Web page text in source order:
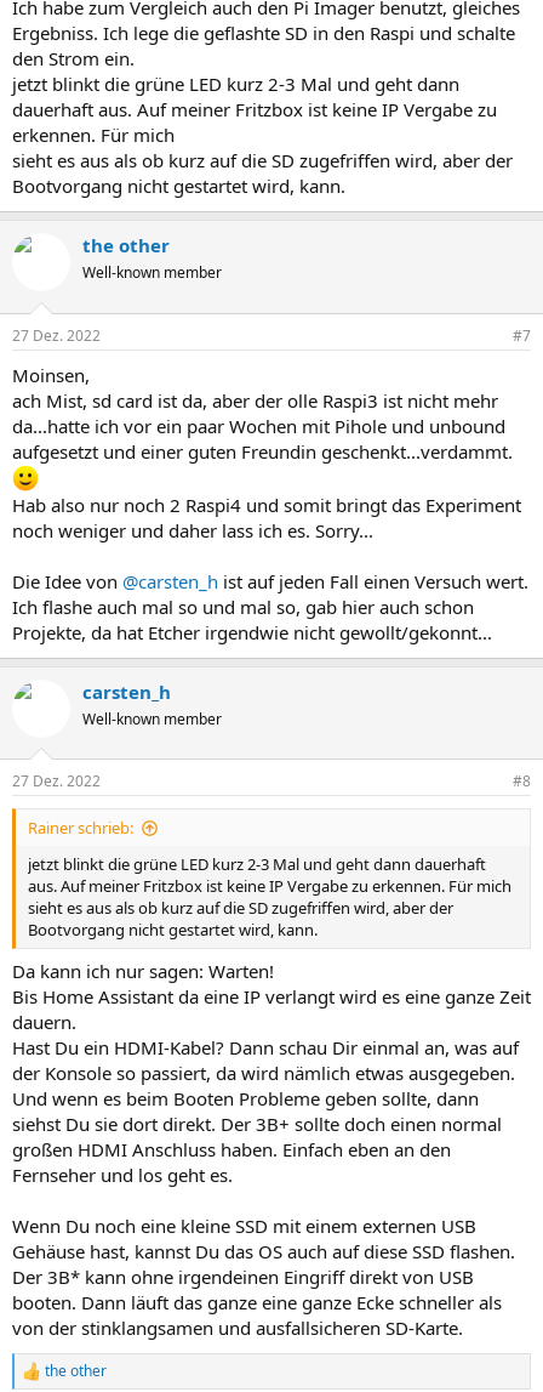
Ich habe zum Vergleich auch den Pi Imager benutzt, gleiches
Ergebniss. Ich lege die geflashte SD in den Raspi und schalte
den Strom ein.
jetzt blinkt die grüne LED kurz 2-3 Mal und geht dann
dauerhaft aus. Auf meiner Fritzbox ist keine IP Vergabe zu
erkennen. Für mich
sieht es aus als ob kurz auf die SD zugefriffen wird, aber der
Bootvorgang nicht gestartet wird, kann.
the other
Well-known member
27 Dez. 2022 #7
Moinsen,
ach Mist, sd card ist da, aber der olle Raspi3 ist nicht mehr
da...hatte ich vor ein paar Wochen mit Pihole und unbound
aufgesetzt und einer guten Freundin geschenkt...verdammt.
Hab also nur noch 2 Raspi4 und somit bringt das Experiment
noch weniger und daher lass ich es. Sorry...
Die Idee von @carsten_h ist auf jeden Fall einen Versuch wert.
Ich flashe auch mal so und mal so, gab hier auch schon
Projekte, da hat Etcher irgendwie nicht gewollt/gekonnt...
carsten_h
Well-known member
27 Dez. 2022 #8
Rainer schrieb:
jetzt blinkt die grüne LED kurz 2-3 Mal und geht dann dauerhaft
aus. Auf meiner Fritzbox ist keine IP Vergabe zu erkennen. Für mich
sieht es aus als ob kurz auf die SD zugefriffen wird, aber der
Bootvorgang nicht gestartet wird, kann.
Da kann ich nur sagen: Warten!
Bis Home Assistant da eine IP verlangt wird es eine ganze Zeit
dauern.
Hast Du ein HDMI-Kabel? Dann schau Dir einmal an, was auf
der Konsole so passiert, da wird nämlich etwas ausgegeben.
Und wenn es beim Booten Probleme geben sollte, dann
siehst Du sie dort direkt. Der 3B+ sollte doch einen normal
großen HDMI Anschluss haben. Einfach eben an den
Fernseher und los geht es.
Wenn Du noch eine kleine SSD mit einem externen USB
Gehäuse hast, kannst Du das OS auch auf diese SSD flashen.
Der 3B* kann ohne irgendeinen Eingriff direkt von USB
booten. Dann läuft das ganze eine ganze Ecke schneller als
von der stinklangsamen und ausfallsicheren SD-Karte.
R
the other